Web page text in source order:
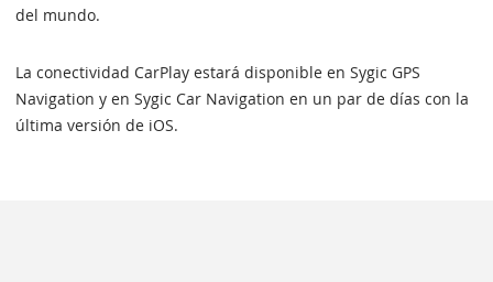
del mundo.
La conectividad CarPlay estará disponible en Sygic GPS
Navigation y en Sygic Car Navigation en un par de días con la
última versión de iOS.